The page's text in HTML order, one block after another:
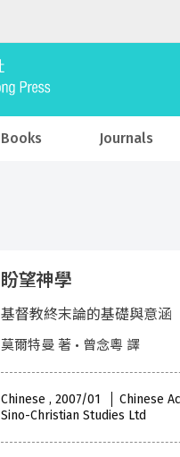
Books Journals
盼望神學
基督教終末論的基礎與意涵
莫爾特曼 著 • 曾念粵 譯
Chinese , 2007/01 Chinese
Sino-Christian Studies Ltd